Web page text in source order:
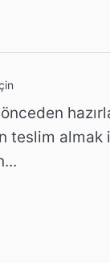
teslim almak